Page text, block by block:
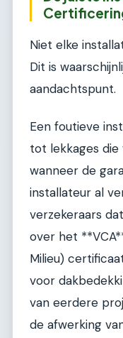
Niet elke
Dit is
aandachtspunt.
Een foutieve
tot lekkages die
wanneer de
installateur al
verzekeraars
over het
Milieu)
voor
van eerdere
de afwerking